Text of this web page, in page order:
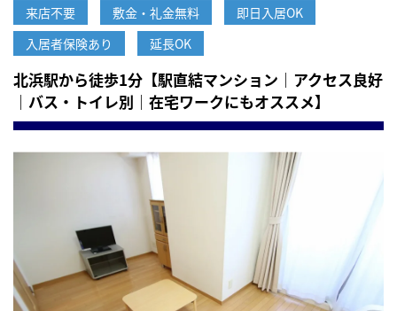
来店不要 敷金・礼金無料
即日入居OK
入居者保険あり
延長OK
北浜駅から徒歩1分【駅直結マンション｜アクセス良好
｜バス・トイレ別｜在宅ワークにもオススメ】